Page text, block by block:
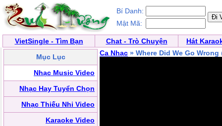
Bí Danh:
Mật Mã:
VietSingle - Tìm Bạn Chat - Trò Chuyện
Hát
Mục Lục
Nhạc Music Video
Nhạc Hay Tuyển Chọn
Nhạc Thiếu Nhi Video
Karaoke Video
Ca Nhạc » Where Did We Go Wrong